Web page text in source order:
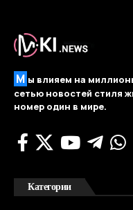
М ы влияем на
сетью новостей стиля
номер один в мире.
Категории